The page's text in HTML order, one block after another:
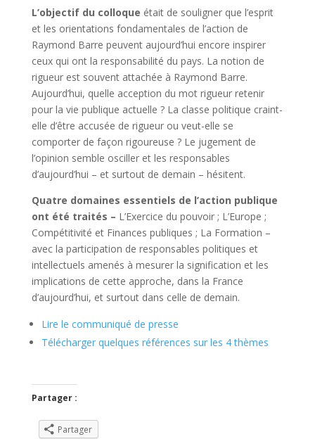
L’objectif du colloque était de souligner que l’esprit
et les orientations fondamentales de l’action de
Raymond Barre peuvent aujourd’hui encore inspirer
ceux qui ont la responsabilité du pays. La notion de
rigueur est souvent attachée à Raymond Barre.
Aujourd’hui, quelle acception du mot rigueur retenir
pour la vie publique actuelle ? La classe politique craint-
elle d’être accusée de rigueur ou veut-elle se
comporter de façon rigoureuse ? Le jugement de
l’opinion semble osciller et les responsables
d’aujourd’hui – et surtout de demain – hésitent.
Quatre domaines essentiels de l’action publique
ont été traités – L’Exercice du pouvoir ; L’Europe ;
Compétitivité et Finances publiques ; La Formation –
avec la participation de responsables politiques et
intellectuels amenés à mesurer la signification et les
implications de cette approche, dans la France
d’aujourd’hui, et surtout dans celle de demain.
Lire le communiqué de presse
Télécharger quelques références sur les 4 thèmes
Partager :
Partager